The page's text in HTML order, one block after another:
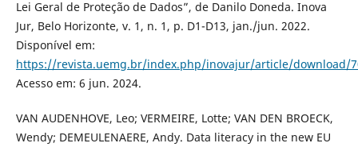
Lei Geral de Proteção de Dados”, de Danilo Doneda. Inova
Jur, Belo Horizonte, v. 1, n. 1, p. D1-D13, jan./jun. 2022.
Disponível em:
https://revista.uemg.br/index.php/inovajur/article/download/
Acesso em: 6 jun. 2024.
VAN AUDENHOVE, Leo; VERMEIRE, Lotte; VAN DEN BROECK,
Wendy; DEMEULENAERE, Andy. Data literacy in the new EU